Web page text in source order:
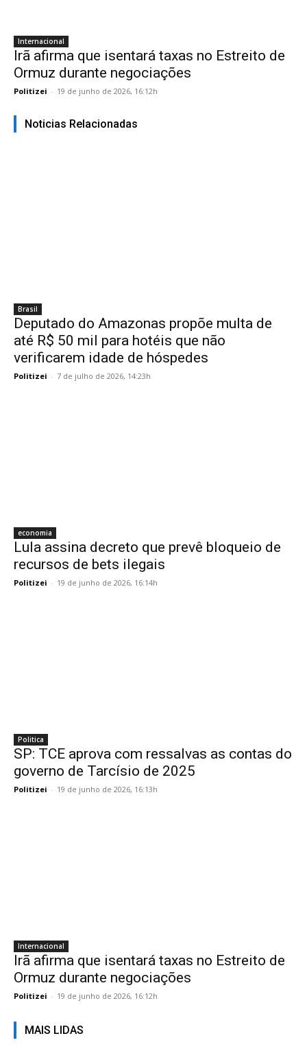
Internacional
Irã afirma que isentará taxas no Estreito de
Ormuz durante negociações
Politizei - 19 de junho de 2026, 16:12h
Noticias Relacionadas
Brasil
Deputado do Amazonas propõe multa de
até R$ 50 mil para hotéis que não
verificarem idade de hóspedes
Politizei - 7 de julho de 2026, 14:23h
economia
Lula assina decreto que prevê bloqueio de
recursos de bets ilegais
Politizei - 19 de junho de 2026, 16:14h
Politica
SP: TCE aprova com ressalvas as contas do
governo de Tarcísio de 2025
Politizei - 19 de junho de 2026, 16:13h
Internacional
Irã afirma que isentará taxas no Estreito de
Ormuz durante negociações
Politizei - 19 de junho de 2026, 16:12h
MAIS LIDAS